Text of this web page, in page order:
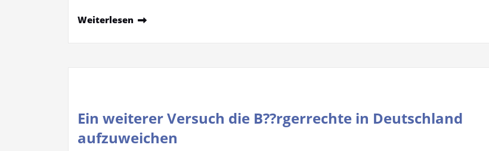
Weiterlesen
Ein weiterer Versuch die B??rgerrechte in Deutschland
aufzuweichen